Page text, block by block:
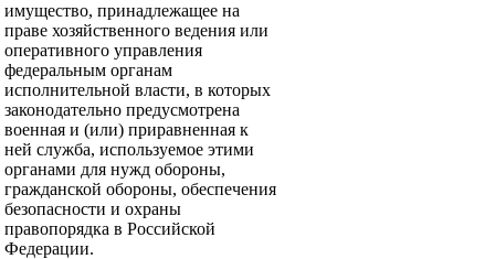
имущество, принадлежащее на
праве хозяйственного ведения или
оперативного управления
федеральным органам
исполнительной власти, в которых
законодательно предусмотрена
военная и (или) приравненная к
ней служба, используемое этими
органами для нужд обороны,
гражданской обороны, обеспечения
безопасности и охраны
правопорядка в Российской
Федерации.